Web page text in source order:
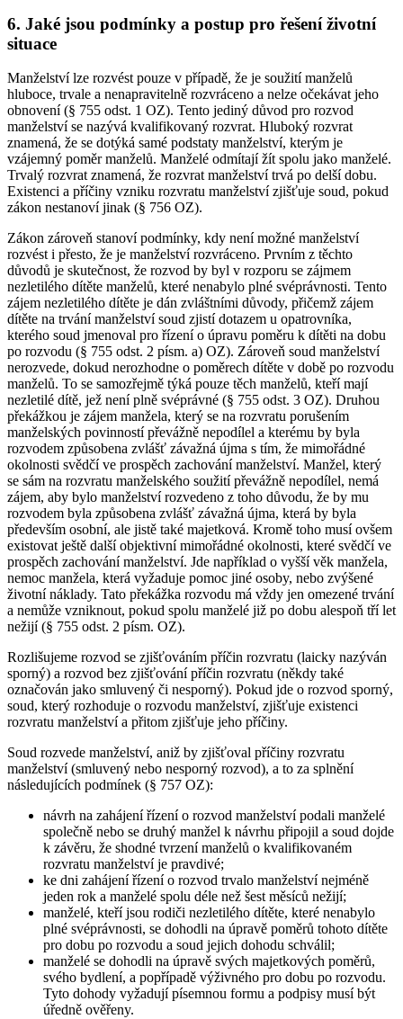
6. Jaké jsou podmínky a postup pro řešení životní
situace
Manželství lze rozvést pouze v případě, že je soužití manželů
hluboce, trvale a nenapravitelně rozvráceno a nelze očekávat jeho
obnovení (§ 755 odst. 1 OZ). Tento jediný důvod pro rozvod
manželství se nazývá kvalifikovaný rozvrat. Hluboký rozvrat
znamená, že se dotýká samé podstaty manželství, kterým je
vzájemný poměr manželů. Manželé odmítají žít spolu jako manželé.
Trvalý rozvrat znamená, že rozvrat manželství trvá po delší dobu.
Existenci a příčiny vzniku rozvratu manželství zjišťuje soud, pokud
zákon nestanoví jinak (§ 756 OZ).
Zákon zároveň stanoví podmínky, kdy není možné manželství
rozvést i přesto, že je manželství rozvráceno. Prvním z těchto
důvodů je skutečnost, že rozvod by byl v rozporu se zájmem
nezletilého dítěte manželů, které nenabylo plné svéprávnosti. Tento
zájem nezletilého dítěte je dán zvláštními důvody, přičemž zájem
dítěte na trvání manželství soud zjistí dotazem u opatrovníka,
kterého soud jmenoval pro řízení o úpravu poměru k dítěti na dobu
po rozvodu (§ 755 odst. 2 písm. a) OZ). Zároveň soud manželství
nerozvede, dokud nerozhodne o poměrech dítěte v době po rozvodu
manželů. To se samozřejmě týká pouze těch manželů, kteří mají
nezletilé dítě, jež není plně svéprávné (§ 755 odst. 3 OZ). Druhou
překážkou je zájem manžela, který se na rozvratu porušením
manželských povinností převážně nepodílel a kterému by byla
rozvodem způsobena zvlášť závažná újma s tím, že mimořádné
okolnosti svědčí ve prospěch zachování manželství. Manžel, který
se sám na rozvratu manželského soužití převážně nepodílel, nemá
zájem, aby bylo manželství rozvedeno z toho důvodu, že by mu
rozvodem byla způsobena zvlášť závažná újma, která by byla
především osobní, ale jistě také majetková. Kromě toho musí ovšem
existovat ještě další objektivní mimořádné okolnosti, které svědčí ve
prospěch zachování manželství. Jde například o vyšší věk manžela,
nemoc manžela, která vyžaduje pomoc jiné osoby, nebo zvýšené
životní náklady. Tato překážka rozvodu má vždy jen omezené trvání
a nemůže vzniknout, pokud spolu manželé již po dobu alespoň tří let
nežijí (§ 755 odst. 2 písm. OZ).
Rozlišujeme rozvod se zjišťováním příčin rozvratu (laicky nazýván
sporný) a rozvod bez zjišťování příčin rozvratu (někdy také
označován jako smluvený či nesporný). Pokud jde o rozvod sporný,
soud, který rozhoduje o rozvodu manželství, zjišťuje existenci
rozvratu manželství a přitom zjišťuje jeho příčiny.
Soud rozvede manželství, aniž by zjišťoval příčiny rozvratu
manželství (smluvený nebo nesporný rozvod), a to za splnění
následujících podmínek (§ 757 OZ):
návrh na zahájení řízení o rozvod manželství podali manželé
společně nebo se druhý manžel k návrhu připojil a soud dojde
k závěru, že shodné tvrzení manželů o kvalifikovaném
rozvratu manželství je pravdivé;
ke dni zahájení řízení o rozvod trvalo manželství nejméně
jeden rok a manželé spolu déle než šest měsíců nežijí;
manželé, kteří jsou rodiči nezletilého dítěte, které nenabylo
plné svéprávnosti, se dohodli na úpravě poměrů tohoto dítěte
pro dobu po rozvodu a soud jejich dohodu schválil;
manželé se dohodli na úpravě svých majetkových poměrů,
svého bydlení, a popřípadě výživného pro dobu po rozvodu.
Tyto dohody vyžadují písemnou formu a podpisy musí být
úředně ověřeny.